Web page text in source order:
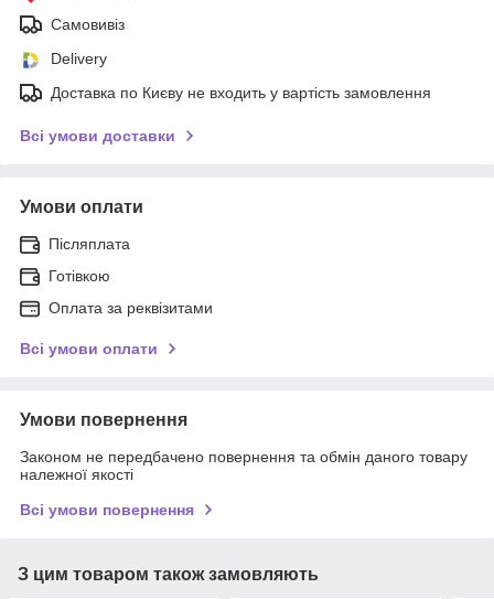
Самовивіз
Delivery
Доставка по Києву не входить у вартість замовлення
Всі умови доставки
Умови оплати
Післяплата
Готівкою
Оплата за реквізитами
Всі умови оплати
Умови повернення
Законом не передбачено повернення та обмін даного товару
належної якості
Всі умови повернення
З цим товаром також замовляють